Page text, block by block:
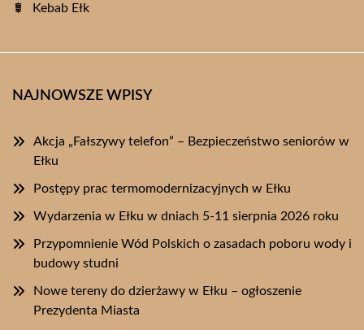
Kebab Ełk
NAJNOWSZE WPISY
Akcja „Fałszywy telefon” – Bezpieczeństwo seniorów w
Ełku
Postępy prac termomodernizacyjnych w Ełku
Wydarzenia w Ełku w dniach 5-11 sierpnia 2026 roku
Przypomnienie Wód Polskich o zasadach poboru wody i
budowy studni
Nowe tereny do dzierżawy w Ełku – ogłoszenie
Prezydenta Miasta